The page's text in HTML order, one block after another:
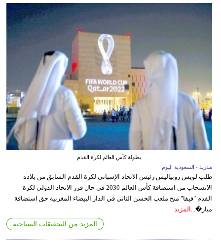
بطولة كأس العالم لكرة القدم
مدريد - السعودية اليوم
طلب لويس روبياليس رئيس الاتحاد الإسباني لكرة القدم السابق من بلاده
الانسحاب من استضافة كأس العالم 2030 في حال قرر الاتحاد الدولي لكرة
القدم "فيفا" منح ملعب الحسن الثاني في الدار البيضاء المغربية حق استضافة
مبار�... المزيد
المزيد من التحقيقات السياحية